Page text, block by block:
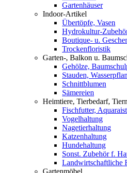
Gartenhäuser
Indoor-Artikel
Übertöpfe, Vasen
Hydrokultur-
Boutique- u.
Trockenfloristik
Garten-, Balkon u.
Gehölze,
Stauden,
Schnittblumen
Sämereien
Heimtiere, Tierbedarf,
Fischfutter,
Vogelhaltung
Nagetierhaltung
Katzenhaltung
Hundehaltung
Sonst. Zubehör f.
Landwirtschaftliche
Gartenmöbel